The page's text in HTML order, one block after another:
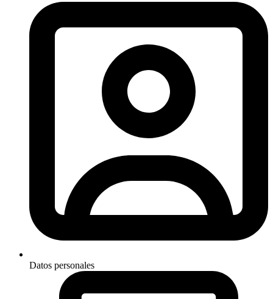
Datos personales